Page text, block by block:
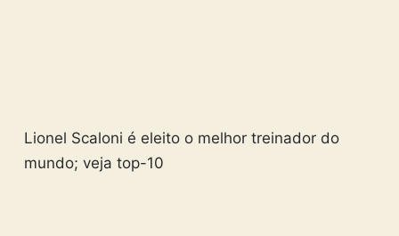
Lionel Scaloni é eleito o melhor treinador do
mundo; veja top-10